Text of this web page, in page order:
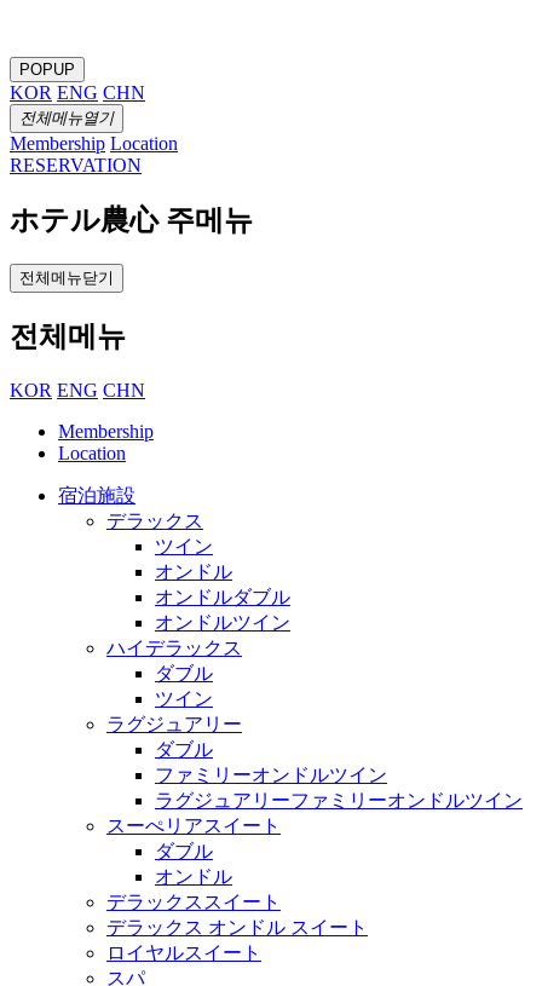
POPUP
KOR ENG CHN
전체메뉴열기
Membership Location
RESERVATION
ホテル農心 주메뉴
전체메뉴닫기
전체메뉴
KOR ENG CHN
Membership
Location
宿泊施設
デラックス
ツイン
オンドル
オンドルダブル
オンドルツイン
ハイデラックス
ダブル
ツイン
ラグジュアリー
ダブル
ファミリーオンドルツイン
ラグジュアリーファミリーオンドルツイン
スーぺリアスイート
ダブル
オンドル
デラックススイート
デラックス オンドル スイート
ロイヤルスイート
スパ